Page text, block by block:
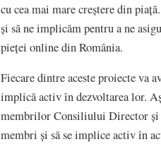
cu cea mai mare creștere din
și să ne implicăm pentru a ne
pieței online din România.
Fiecare dintre aceste proiecte va
implică activ în dezvoltarea lor.
membrilor Consiliului Director și
membri și să se implice activ în